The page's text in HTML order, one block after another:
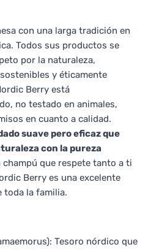
con una larga tradición en
Todos sus productos se
por la naturaleza,
y éticamente
Berry está
no testado en animales,
en cuanto a calidad.
suave pero eficaz que
con la pureza
champú que respete tanto a ti
Berry es una excelente
toda la familia.
Tesoro nórdico que